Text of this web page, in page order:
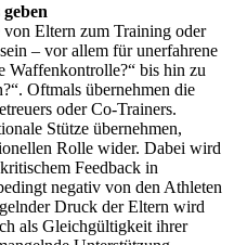
Eltern zum Training oder
– vor allem für unerfahrene
Waffenkontrolle?“ bis hin zu
Oftmals übernehmen die
oder Co-Trainers.
Stütze übernehmen,
Rolle wider. Dabei wird
Feedback in
negativ von den Athleten
Druck der Eltern wird
als Gleichgültigkeit ihrer